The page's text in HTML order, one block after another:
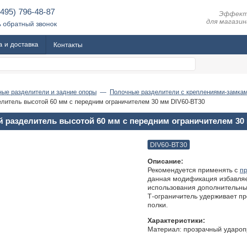
796-48-87
обратный звонок
для
и доставка Контакты
разделители и задние опоры
Полочные разделители с креплениями-
высотой 60 мм с передним ограничителем 30 мм DIV60-ВТ30
разделитель высотой 60 мм с передним ограничителем
DIV60-ВТ30
Описание:
Рекомендуется применять с
данная модификация
использования
Т-ограничитель удерживает
полки.
Характеристики:
Материал: прозрачный